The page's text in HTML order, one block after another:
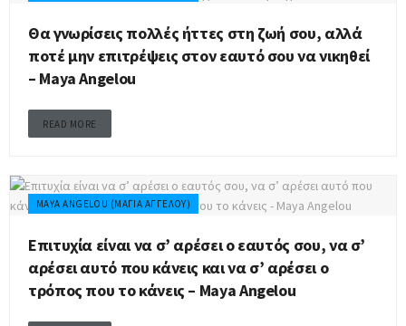
Θα γνωρίσεις πολλές ήττες στη ζωή σου, αλλά
ποτέ μην επιτρέψεις στον εαυτό σου να νικηθεί
– Maya Angelou
READ MORE
MAYA ANGELOU (ΜΆΓΙΑ ΑΓΓΈΛΟΥ)
Επιτυχία είναι να σ’ αρέσει ο εαυτός σου, να σ’
αρέσει αυτό που κάνεις και να σ’ αρέσει ο
τρόπος που το κάνεις – Maya Angelou